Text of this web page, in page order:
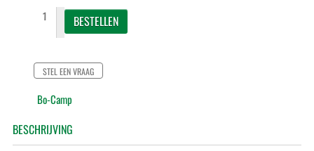
STEL EEN VRAAG
Bo-Camp
BESCHRIJVING